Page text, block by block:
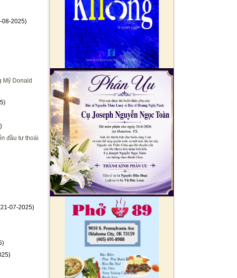
08-2025)
Mỹ Donald
đầu tư thoái
07-2025)